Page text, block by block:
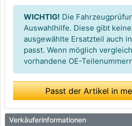
WICHTIG! Die
Auswahlhilfe. Diese gibt
ausgewählte Ersatzteil auch
passt. Wenn möglich
vorhandene OE-
Passt der Artikel in
Verkäuferinformationen